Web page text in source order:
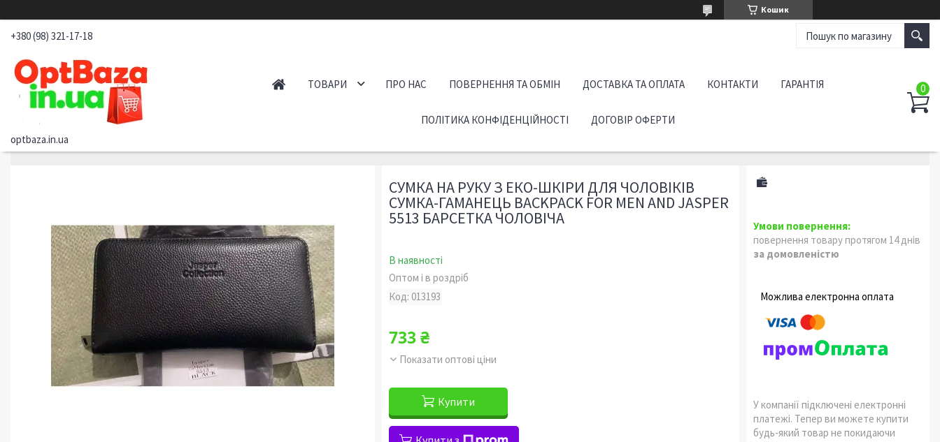
Кошик
+380 (98) 321-17-18
optbaza.in.ua
ТОВАРИ ПРО НАС ПОВЕРНЕННЯ ТА ОБМІН ДОСТАВКА ТА ОПЛАТА КОНТАКТИ ГАРАНТІЯ
ПОЛІТИКА КОНФІДЕНЦІЙНОСТІ ДОГОВІР ОФЕРТИ
СУМКА НА РУКУ З ЕКО-ШКІРИ ДЛЯ ЧОЛОВІКІВ
СУМКА-ГАМАНЕЦЬ BACKPACK FOR MEN AND JASPER
5513 БАРСЕТКА ЧОЛОВІЧА
В наявності
Оптом і в роздріб
Код: 013193
733 ₴
Показати оптові ціни
Купити
повернення товару протягом 14 днів
за домовленістю
У компанії підключені електронні
платежі. Тепер ви можете купити
будь-який товар не покидаючи